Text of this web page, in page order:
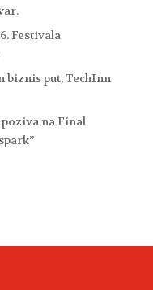
Festivala
biznis put, TechInn
na Final